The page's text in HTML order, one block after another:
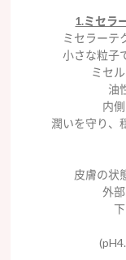
1.ミセラ
ミセラーテ
小さな粒子
ミセ
油
内
潤いを守り、
皮膚の状
外